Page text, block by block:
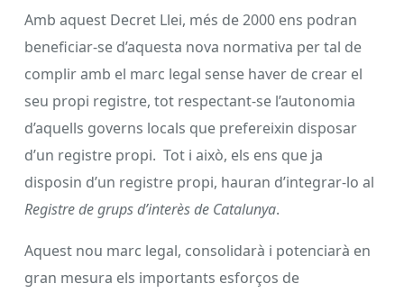
Amb aquest Decret Llei, més de 2000 ens podran
beneficiar-se d’aquesta nova normativa per tal de
complir amb el marc legal sense haver de crear el
seu propi registre, tot respectant-se l’autonomia
d’aquells governs locals que prefereixin disposar
d’un registre propi. Tot i això, els ens que ja
disposin d’un registre propi, hauran d’integrar-lo al
Registre de grups d’interès de Catalunya.
Aquest nou marc legal, consolidarà i potenciarà en
gran mesura els importants esforços de